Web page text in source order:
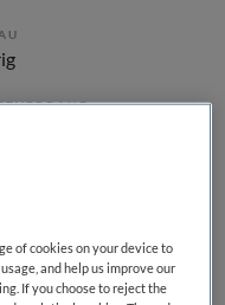
bij BKV is niet
vergelijkbare
of cookies on your device to
and help us improve our
If you choose to reject the